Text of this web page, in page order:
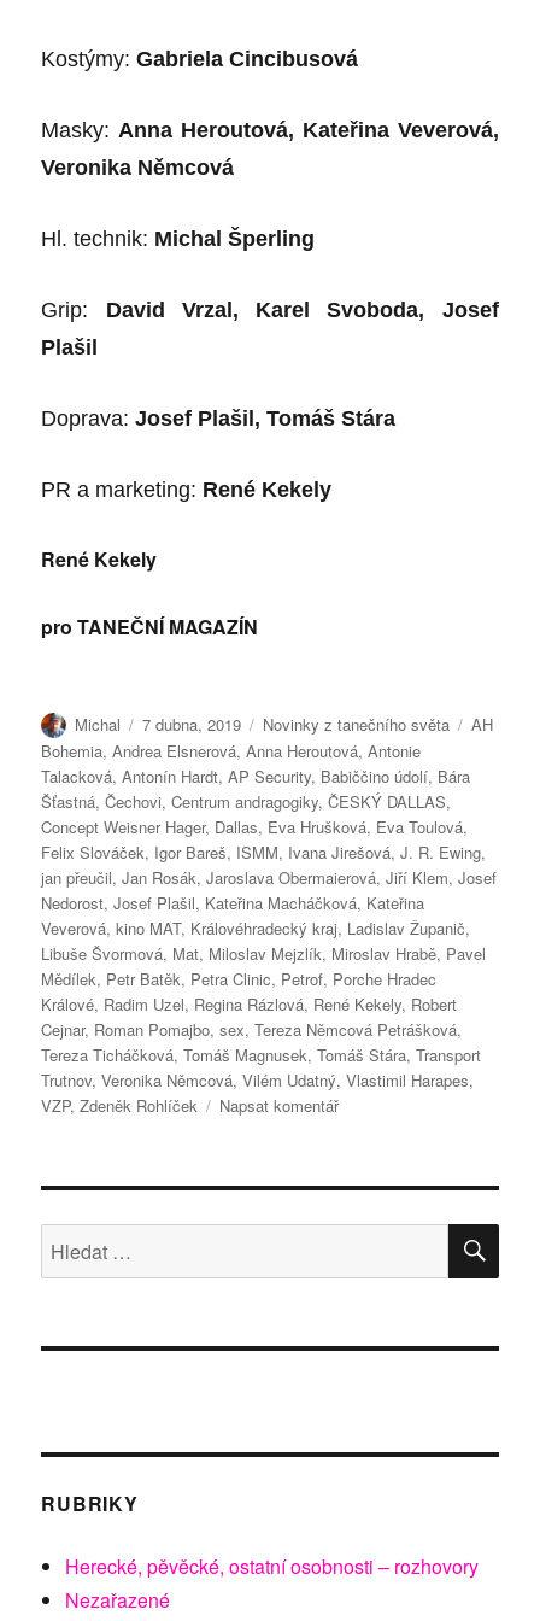
Kostýmy:Gabriela Cincibusová
Masky: Anna Heroutová, Kateřina Veverová,
Veronika Němcová
Hl. technik: Michal Šperling
Grip: David Vrzal, Karel Svoboda, Josef
Plašil
Doprava:Josef Plašil, Tomáš Stára
PR a marketing: René Kekely
René Kekely
pro TANEČNÍ MAGAZÍN
Autor:
Michal Publikováno:
7 dubna, 2019 Rubriky:
Novinky z tanečního světa Štítky:
AH
Bohemia,Andrea Elsnerová,Anna Heroutová,Antonie
Talacková,Antonín Hardt,AP Security, Babiččino údolí, Bára
Šťastná,Čechovi,Centrum andragogiky,ČESKÝ DALLAS,
Concept Weisner Hager, Dallas, Eva Hrušková, Eva Toulová,
Felix Slováček, Igor Bareš, ISMM, Ivana Jirešová,J. R. Ewing,
jan přeučil,Jan Rosák,Jaroslava Obermaierová,Jiří Klem,Josef
Nedorost,Josef Plašil, Kateřina Macháčková, Kateřina
Veverová,kino MAT, Královéhradecký kraj, Ladislav Županič,
Libuše Švormová, Mat, Miloslav Mejzlík, Miroslav Hrabě, Pavel
Mědílek, Petr Batěk, Petra Clinic, Petrof, Porche Hradec
Králové, Radim Uzel, Regina Rázlová, René Kekely, Robert
Cejnar, Roman Pomajbo,sex,Tereza Němcová Petrášková,
Tereza Ticháčková,Tomáš Magnusek,Tomáš Stára,Transport
Trutnov,Veronika Němcová,Vilém Udatný,Vlastimil Harapes,
VZP,Zdeněk Rohlíček Napsat komentářpro
názvem
nový
„ČECHOVI“
Hledat:
RUBRIKY
Herecké, pěvěcké, ostatní osobnosti – rozhovory
Nezařazené